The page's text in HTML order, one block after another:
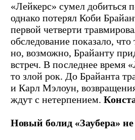
«Лейкерс» сумел добиться
однако потерял Коби
первой четверти
обследование показало,
но, возможно, Брайанту
встреч. В последнее время
то злой рок. До Брайанта
и Карл Мэлоун,
ждут с нетерпением.
Новый болид «Заубера»